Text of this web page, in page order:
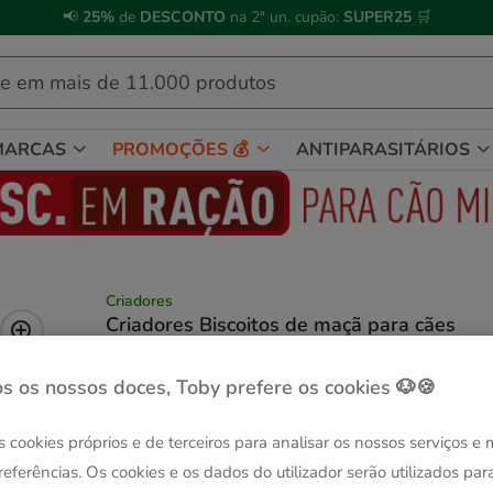
🐱Celebre o dia do gato com descontos até25%!
PROMOÇÕES 💰 ANTIPARASITÁRIOS
Criadores
Criadores Biscoitos de maçã para cães
Peso:150 g
150 g 2 pacotes x 150 g
8.98€
os nossos doces, Toby prefere os cookies 🐶🍪
cookies próprios e de terceiros para analisar os nossos serviços e
Os cookies e os dados do utilizador serão utilizados